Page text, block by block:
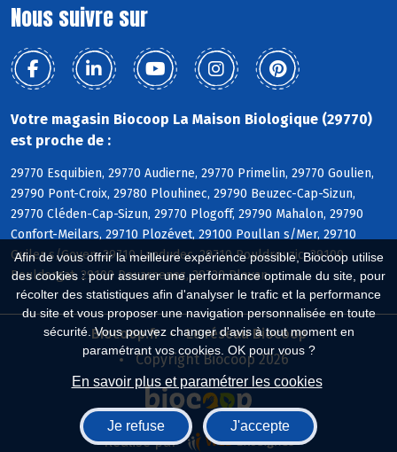
Afin de vous offrir la meilleure expérience possible, Biocoop utilise
des cookies : pour assurer une performance optimale du site, pour
récolter des statistiques afin d'analyser le trafic et la performance
du site et vous proposer une navigation personnalisée en toute
sécurité. Vous pouvez changer d'avis à tout moment en
paramétrant vos cookies. OK pour vous ?
En savoir plus et paramétrer les cookies
Je refuse J'accepte
Nous suivre sur
Votre magasin Biocoop La Maison Biologique (29770)
est proche de :
29770 Esquibien, 29770 Audierne, 29770 Primelin, 29770 Goulien,
29790 Pont-Croix, 29780 Plouhinec, 29790 Beuzec-Cap-Sizun,
29770 Cléden-Cap-Sizun, 29770 Plogoff, 29790 Mahalon, 29790
Confort-Meilars, 29710 Plozévet, 29100 Poullan s/Mer, 29710
Guiler s/Goyen, 29710 Landudec, 29710 Pouldreuzic, 29100
Pouldergat, 29100 Douarnenez, 29720 Plovan
Biocoop.fr
Le réseau Biocoop
Copyright Biocoop 2026
Réalisé par